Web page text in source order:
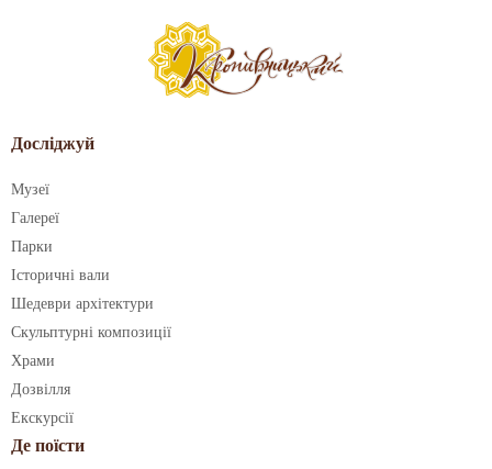
Досліджуй
Музеї
Галереї
Парки
Історичні вали
Шедеври архітектури
Скульптурні композиції
Храми
Дозвілля
Екскурсії
Де поїсти